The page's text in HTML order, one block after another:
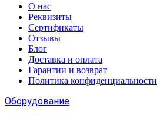
О нас
Реквизиты
Сертификаты
Отзывы
Блог
Доставка и оплата
Гарантии и возврат
Политика конфиденциальности
Оборудование